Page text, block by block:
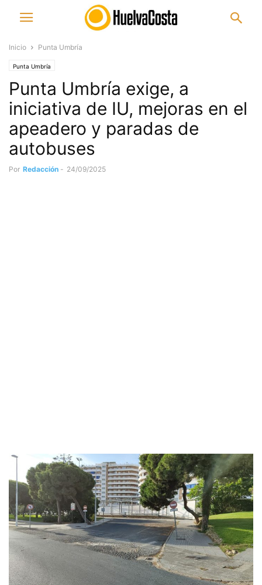
Inicio Punta Umbría
Punta Umbría
Punta Umbría exige, a
iniciativa de IU, mejoras en el
apeadero y paradas de
autobuses
Por Redacción - 24/09/2025